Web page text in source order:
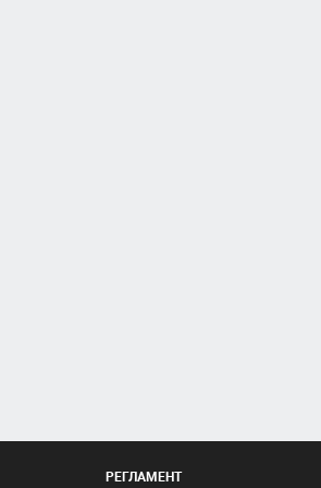
РЕГЛАМЕНТ